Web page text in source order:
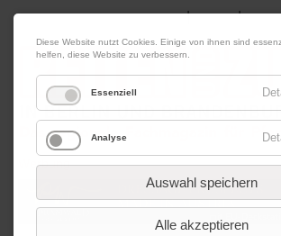
08. August 2026 Impressum|Kontakt|
Werbung
Diese Website nutzt Cookies. Einige von ihnen sind
helfen, diese Website zu verbessern.
Essenziell
Analyse
Auswahl speichern
Alle akzeptieren